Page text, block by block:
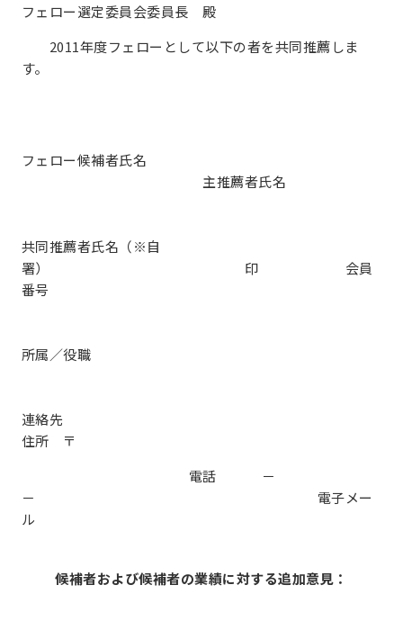
フェロー選定委員会委員長 殿
2011年度フェローとして以下の者を共同推薦しま
す。
フェロー候補者氏名
主推薦者氏名
共同推薦者氏名（※自
署） 印 会員
番号
所属／役職
連絡先
住所 〒
電話 －
－ 電子メー
ル
候補者および候補者の業績に対する追加意見：